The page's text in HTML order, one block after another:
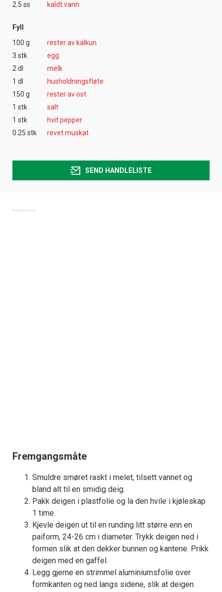
2.5 ss
kaldt vann
Fyll
100 g
rester av kalkun
3 stk
egg
2 dl
melk
1 dl
husholdningsfløte
150 g
rester av ost
1 stk
salt
1 stk
hvit pepper
0.25 stk
revet muskat
SEND HANDLELISTE
Fremgangsmåte
Smuldre smøret raskt i melet, tilsett vannet og
bland alt til en smidig deig.
Pakk deigen i plastfolie og la den hvile i kjøleskap
1 time.
Kjevle deigen ut til en runding litt større enn en
paiform, 24-26 cm i diameter. Trykk deigen ned i
formen slik at den dekker bunnen og kantene. Prikk
deigen med en gaffel.
Legg gjerne en strimmel aluminiumsfolie over
formkanten og ned langs sidene, slik at deigen